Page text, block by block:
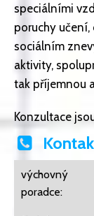
speciálními
poruchy
sociálním
aktivity,
tak příjemnou
Konzultace
výchovný
poradce: